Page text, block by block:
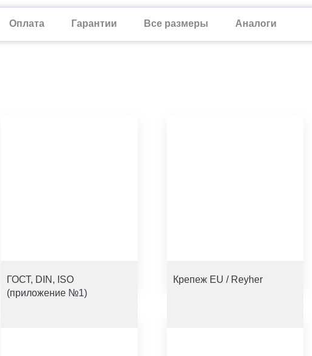
Оплата Гарантии Все размеры Аналоги
ГОСТ, DIN, ISO
(приложение №1)
Крепеж EU / Reyher